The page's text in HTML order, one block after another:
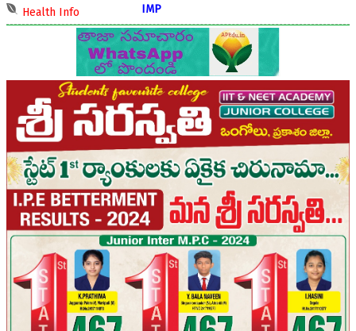
Health Info IMP